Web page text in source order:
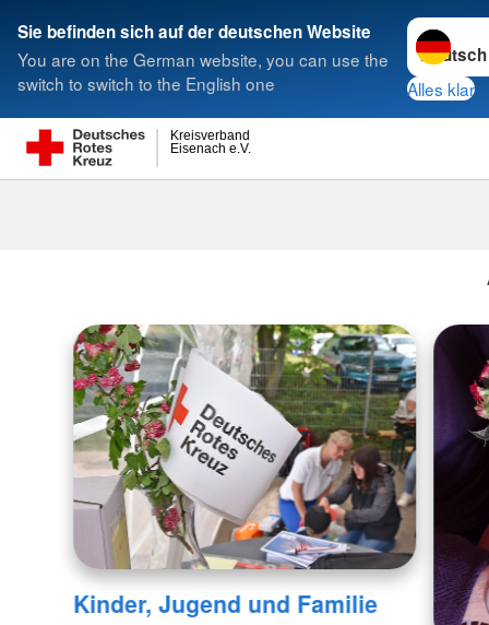
Sie befinden sich auf der deutschen Website
You are on the German website, you can use the
switch to switch to the English one
Sprache
Alles klar
Eisenach e.V.
Kreisverband
Suche
Kinder, Jugend und Familie